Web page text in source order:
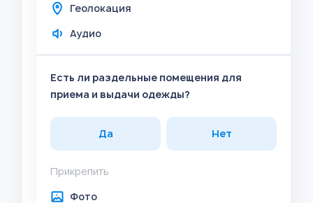
Геолокация
Аудио
Есть ли раздельные помещения для
приема и выдачи одежды?
Да Нет
Прикрепить
Фото